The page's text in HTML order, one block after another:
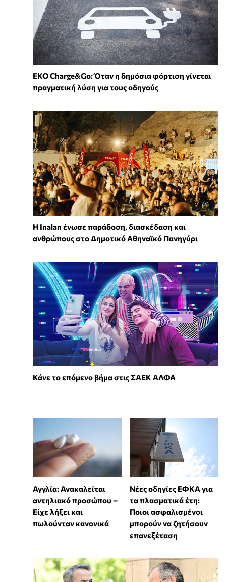
EKO Charge&Go: Όταν η δημόσια φόρτιση γίνεται
πραγματική λύση για τους οδηγούς
Η Inalan ένωσε παράδοση, διασκέδαση και
ανθρώπους στο Δημοτικό Αθηναϊκό Πανηγύρι
Κάνε το επόμενο βήμα στις ΣΑΕΚ ΑΛΦΑ
Αγγλία: Ανακαλείται
αντηλιακό προσώπου –
Είχε λήξει και
πωλούνταν κανονικά
Νέες οδηγίες ΕΦΚΑ για
τα πλασματικά έτη:
Ποιοι ασφαλισμένοι
μπορούν να ζητήσουν
επανεξέταση